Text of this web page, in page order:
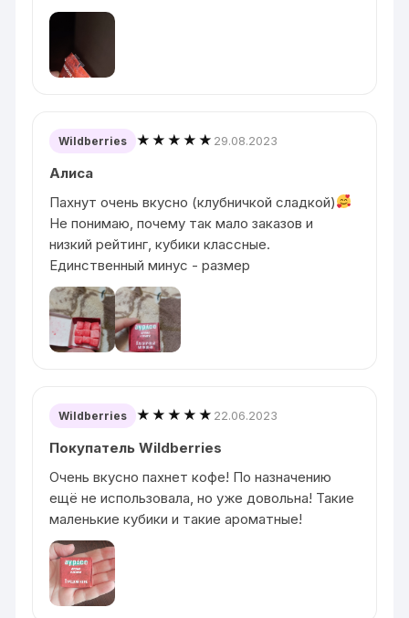
Wildberries ★★★★★ 29.08.2023
Алиса
Пахнут очень вкусно (клубничкой сладкой)
Не понимаю, почему так мало заказов и
низкий рейтинг, кубики классные.
Единственный минус - размер
Wildberries ★★★★★ 22.06.2023
Покупатель Wildberries
Очень вкусно пахнет кофе! По назначению
ещё не использовала, но уже довольна! Такие
маленькие кубики и такие ароматные!